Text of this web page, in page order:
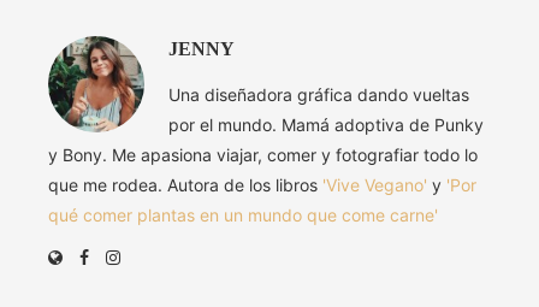
JENNY
Una diseñadora gráfica dando vueltas
por el mundo. Mamá adoptiva de Punky
y Bony. Me apasiona viajar, comer y fotografiar todo lo
que me rodea. Autora de los libros 'Vive Vegano' y 'Por
qué comer plantas en un mundo que come carne'